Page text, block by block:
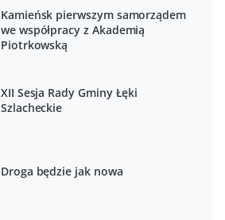
Kamieńsk pierwszym samorządem
we współpracy z Akademią
Piotrkowską
XII Sesja Rady Gminy Łęki
Szlacheckie
Droga będzie jak nowa